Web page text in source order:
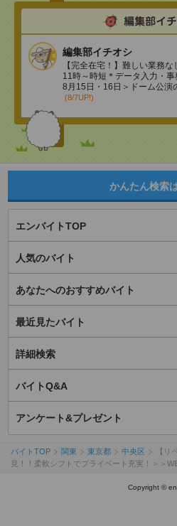
編集部イチオシ
【完全在宅！】難しい業務
11時～時短＊データ入力・事
8月15日・16日＞ドーム公演
(8/7UP!)
かんたん検索
エンバイトTOP
人気のバイト
あなたへのおすすめバイト
最近見たバイト
詳細検索
バイトQ&A
アンケート&プレゼント
バイトTOP 関東 東京都 中央区
【リ
見！！柔軟シフトでプライベート充実！＞＞
Copyright © en